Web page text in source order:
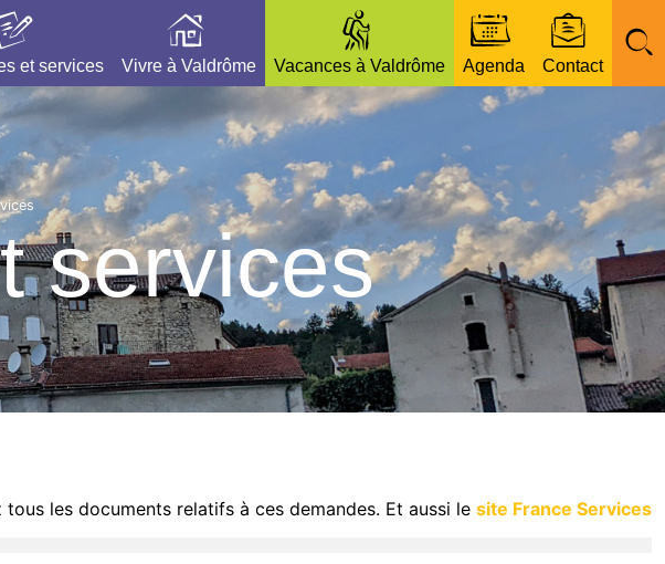
et services Vivre à Valdrôme Vacances à Valdrôme Agenda Contact
services
les documents relatifs à ces demandes. Et aussi le site France Services